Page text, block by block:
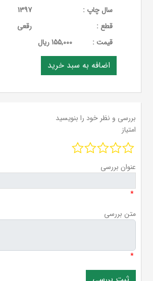
سال چاپ :
1397
قطع :
رقعی
قيمت :
155,000 ریال
بررسی و نظر خود را بنویسید
امتیاز
عنوان بررسی
*
متن بررسی
*